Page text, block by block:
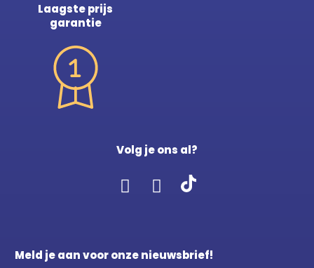
Laagste prijs
garantie
Volg je ons al?
Meld je aan voor onze nieuwsbrief!